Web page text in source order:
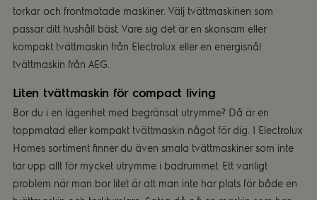
torkar och frontmatade maskiner. Välj tvättmaskinen som
passar ditt hushåll bäst. Vare sig det är en skonsam eller
kompakt tvättmaskin från Electrolux eller en energisnål
tvättmaskin från AEG.
Liten tvättmaskin för compact living
Bor du i en lägenhet med begränsat utrymme? Då är en
toppmatad eller kompakt tvättmaskin något för dig. I Electrolux
Homes sortiment finner du även smala tvättmaskiner som inte
tar upp allt för mycket utrymme i badrummet. Ett vanligt
problem när man bor litet är att man inte har plats för både en